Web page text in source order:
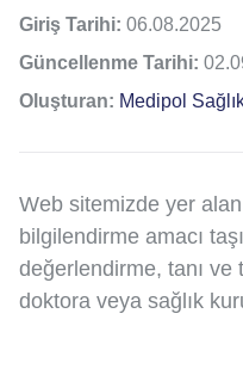
Giriş Tarihi: 06.08.2025
Güncellenme Tarihi:
Oluşturan: Medipol
Web sitemizde yer
bilgilendirme amacı
değerlendirme, tanı
doktora veya sağlık